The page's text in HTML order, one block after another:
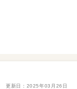
更新日： 2025年03月26日